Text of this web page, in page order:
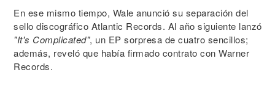
En ese mismo tiempo, Wale anunció su separación del
sello discográfico Atlantic Records. Al año siguiente lanzó
"It's Complicated", un EP sorpresa de cuatro sencillos;
además, reveló que había firmado contrato con Warner
Records.